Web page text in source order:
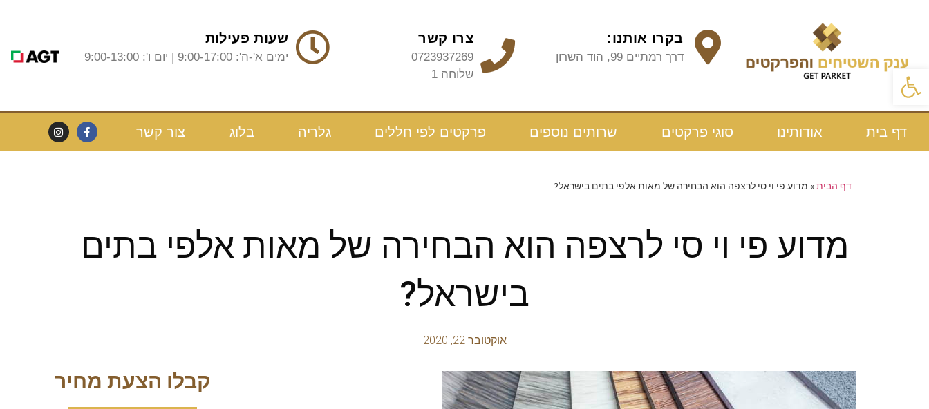
בקרו אותנו:
דרך רמתיים 99, הוד השרון
צרו קשר
0723937269
שלוחה 1
שעות פעילות
ימים א'-ה': 9:00-17:00 | יום ו': 9:00-13:00
דף בית אודותינו סוגי פרקטים שרותים נוספים פרקטים לפי חללים גלריה בלוג צור קשר
דף הבית» מדוע פי וי סי לרצפה הוא הבחירה של מאות אלפי בתים בישראל?
מדוע פי וי סי לרצפה הוא הבחירה של מאות אלפי בתים
בישראל?
אוקטובר 22, 2020
קבלו הצעת מחיר
פתח סרגל נגישות